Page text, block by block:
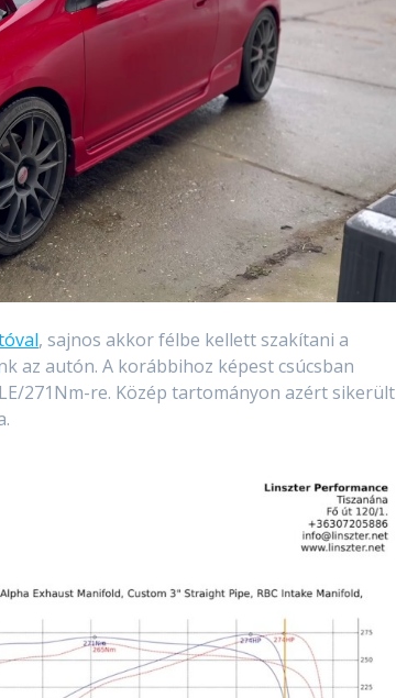
, sajnos akkor félbe kellett szakítani a
az autón. A korábbihoz képest csúcsban
271Nm-re. Közép tartományon azért sikerült